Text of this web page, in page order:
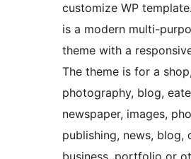
customize WP
is a modern multi-
theme with a
The theme is for a
photography, blog,
newspaper, images,
publishing, news, blog,